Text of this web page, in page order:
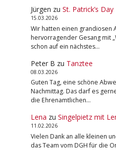
Jürgen zu St. Patrick’s
15.03.2026
Wir hatten einen grandiosen
hervorragender Gesang mit
schon auf ein nächstes…
Peter B zu Tanztee
08.03.2026
Guten Tag, eine schöne
Nachmittag. Das darf es
die Ehrenamtlichen…
Lena zu Singelpietz mit
11.02.2026
Vielen Dank an alle kleinen
das Team vom DGH für die